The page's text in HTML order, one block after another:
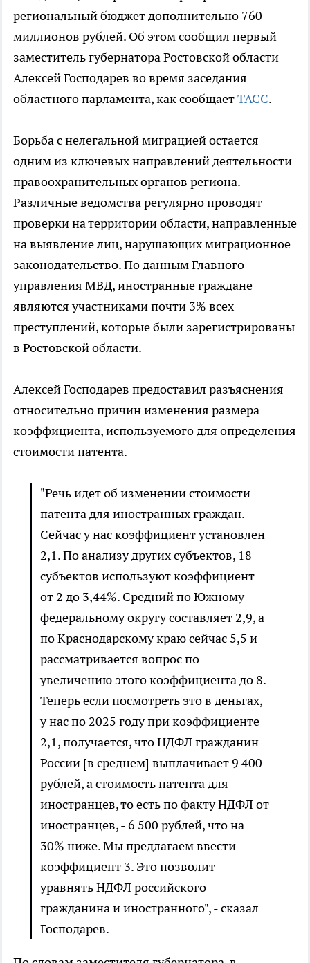
региональный бюджет дополнительно 760
миллионов рублей. Об этом сообщил первый
заместитель губернатора Ростовской области
Алексей Господарев во время заседания
областного парламента, как сообщаетТАСС.
Борьба с нелегальной миграцией остается
одним из ключевых направлений деятельности
правоохранительных органов региона.
Различные ведомства регулярно проводят
проверки на территории области, направленные
на выявление лиц, нарушающих миграционное
законодательство. По данным Главного
управления МВД, иностранные граждане
являются участниками почти 3% всех
преступлений, которые были зарегистрированы
в Ростовской области.
Алексей Господарев предоставил разъяснения
относительно причин изменения размера
коэффициента, используемого для определения
стоимости патента.
"Речь идет об изменении стоимости
патента для иностранных граждан.
Сейчас у нас коэффициент установлен
2,1. По анализу других субъектов, 18
субъектов используют коэффициент
от 2 до 3,44%. Средний по Южному
федеральному округу составляет 2,9, а
по Краснодарскому краю сейчас 5,5 и
рассматривается вопрос по
увеличению этого коэффициента до 8.
Теперь если посмотреть это в деньгах,
у нас по 2025 году при коэффициенте
2,1, получается, что НДФЛ гражданин
России [в среднем] выплачивает 9 400
рублей, а стоимость патента для
иностранцев, то есть по факту НДФЛ от
иностранцев, - 6 500 рублей, что на
30% ниже. Мы предлагаем ввести
коэффициент 3. Это позволит
уравнять НДФЛ российского
гражданина и иностранного", - сказал
Господарев.